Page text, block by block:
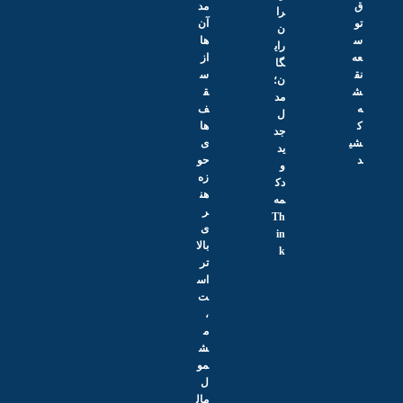
ق
تو
س
عه
نق
ش
ه
ک
شی
د
را
ن
رای
گا
ن؛
مد
ل
جد
ید
و
دک
مه
Th
in
k
مد
آن‌
ها
از
س
ق
ف‌
ها
ی
حو
زه
هن
ر
ی
بالا
تر
اس
ت
،
م
ش
مو
ل
مال